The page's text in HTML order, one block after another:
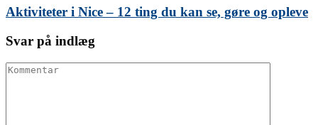
Aktiviteter i Nice – 12 ting du kan se, gøre og opleve
Svar på indlæg